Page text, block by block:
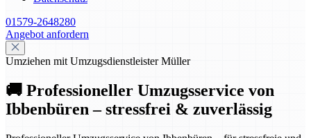
01579-2648280
Angebot anfordern
Umziehen mit Umzugsdienstleister Müller
🚚 Professioneller Umzugsservice von
Ibbenbüren – stressfrei & zuverlässig